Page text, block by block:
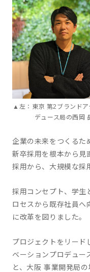
▲左：東京 第2ブランドア
デュース局の西岡
企業の未来をつくるた
新卒採用を根本から見
採用から、大規模な採
採用コンセプト、学生
ロセスから既存社員へ
に改革を図りました。
プロジェクトをリード
ベーションプロデュー
と、大阪 事業開発局の